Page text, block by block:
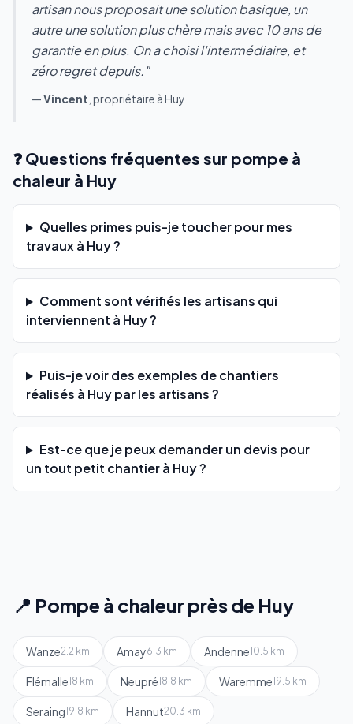
artisan nous proposait une solution basique, un
autre une solution plus chère mais avec 10 ans de
garantie en plus. On a choisi l'intermédiaire, et
zéro regret depuis."
—Vincent , propriétaire à Huy
❓ Questions fréquentes sur pompe à
chaleur à Huy
Quelles primes puis-je toucher pour mes
travaux à Huy ?
Comment sont vérifiés les artisans qui
interviennent à Huy ?
Puis-je voir des exemples de chantiers
réalisés à Huy par les artisans ?
Est-ce que je peux demander un devis pour
un tout petit chantier à Huy ?
📍 Pompe à chaleur près de Huy
Wanze2.2 km Amay6.3 km Andenne10.5 km
Flémalle18 km Neupré18.8 km Waremme19.5 km
Seraing19.8 km Hannut20.3 km